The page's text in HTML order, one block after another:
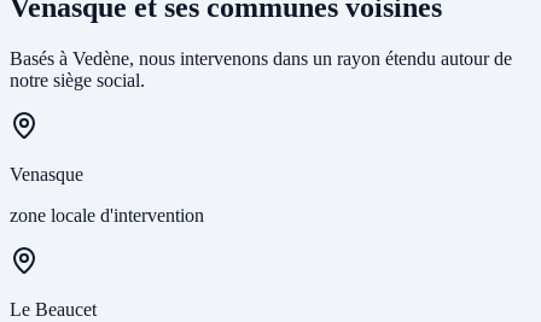
Venasque et ses communes voisines
Basés à Vedène, nous intervenons dans un rayon étendu autour de
notre siège social.
Venasque
zone locale d'intervention
Le Beaucet